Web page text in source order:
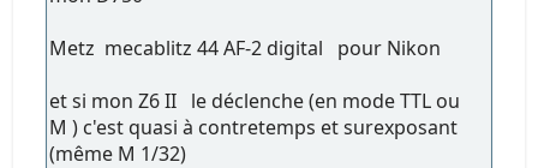
Metz mecablitz 44 AF-2 digital pour Nikon
et si mon Z6 II le déclenche (en mode TTL ou
M ) c'est quasi à contretemps et surexposant
(même M 1/32)